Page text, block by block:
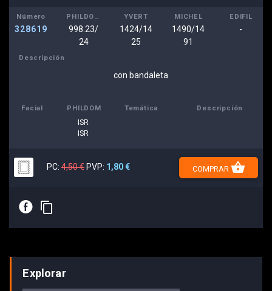
Número
328619
PHILDOM
998.23/
24
YVERT
1424/14
25
MICHEL
1490/14
91
EDIFIL
-
Descripción
con bandaleta
Facial PHILDOM Temática Descripción
ISR
ISR
PC: 4,50 € PVP: 1,80 € COMPRAR shopping_basket
E content_copy
Explorar